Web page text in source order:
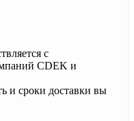
с
CDEK и
и сроки доставки вы